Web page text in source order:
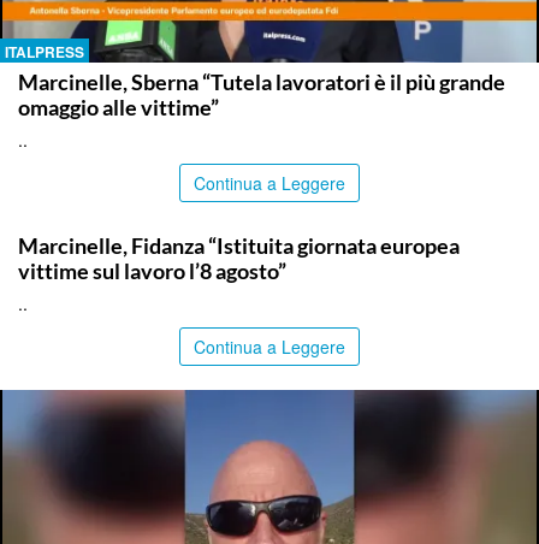
ITALPRESS
Marcinelle, Sberna “Tutela lavoratori è il più grande
omaggio alle vittime”
..
Continua a Leggere
Marcinelle, Fidanza “Istituita giornata europea
vittime sul lavoro l’8 agosto”
..
Continua a Leggere